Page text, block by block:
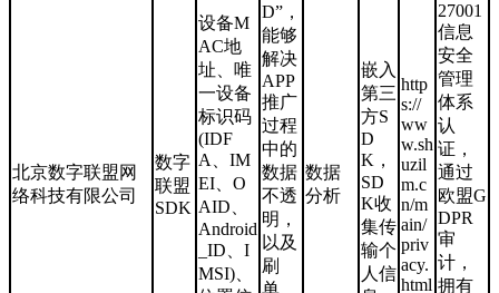
北京数字联盟网
络科技有限公司
数字
联盟
SDK
设备M
AC地
址、唯
一设备
标识码
(IDF
A、IM
EI、O
AID、
Android
_ID、I
MSI)、
D”，
能够
解决
APP
推广
过程
中的
数据
不透
明，
以及
刷
单、
数据
分析
嵌入
第三
方S
D
K，
SD
K收
集传
输个
人信
http
s://
ww
w.sh
uzil
m.c
n/m
ain/
priv
acy.
html
27001
信息
安全
管理
体系
认
证，
通过
欧盟G
DPR
审
计，
拥有